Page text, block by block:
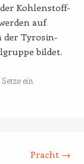
Kohlenstoff-
auf
der Tyrosin-
bildet.
ein
Pracht →